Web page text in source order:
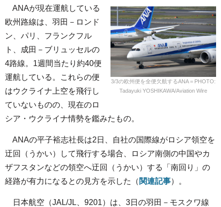
3/3の欧州便を全便欠航するANA＝PHOTO:
Tadayuki YOSHIKAWA/Aviation Wire
ANAが現在運航している
欧州路線は、羽田－ロンド
ン、パリ、フランクフル
ト、成田－ブリュッセルの
4路線。1週間当たり約40便
運航している。これらの便
はウクライナ上空を飛行し
ていないものの、現在のロ
シア・ウクライナ情勢を鑑みたもの。
ANAの平子裕志社長は2日、自社の国際線がロシア領空を
迂回（うかい）して飛行する場合、ロシア南側の中国やカ
ザフスタンなどの領空へ迂回（うかい）する「南回り」の
経路が有力になるとの見方を示した（ 関連記事）。
日本航空（JAL/JL、9201）は、3日の羽田－モスクワ線